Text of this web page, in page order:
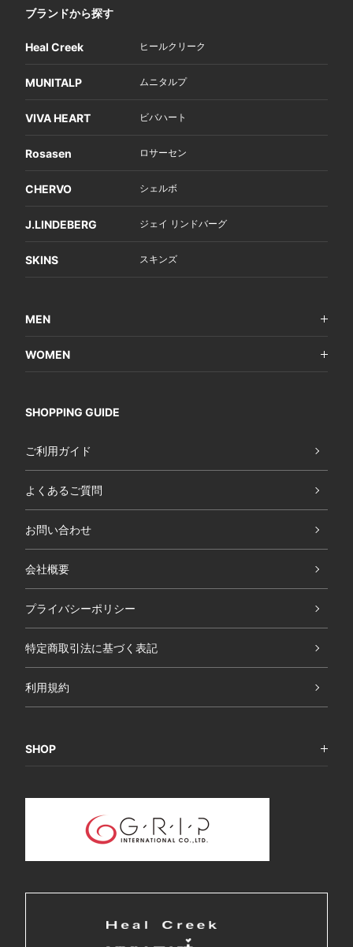
ブランドから探す
Heal Creek ヒールクリーク
MUNITALP ムニタルプ
VIVA HEART ビバハート
Rosasen ロサーセン
CHERVO シェルボ
J.LINDEBERG ジェイ リンドバーグ
SKINS スキンズ
MEN
WOMEN
SHOPPING GUIDE
ご利用ガイド
よくあるご質問
お問い合わせ
会社概要
プライバシーポリシー
特定商取引法に基づく表記
利用規約
SHOP